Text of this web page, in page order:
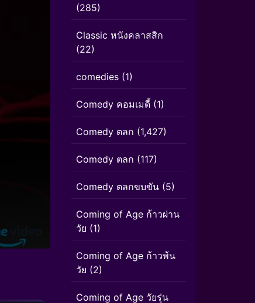
(285)
Classic หนังคลาสสิก
(22)
comedies (1)
Comedy คอมเมดี้ (1)
Comedy ตลก (1,427)
Comedy ตลก (117)
Comedy ตลกขบขัน (5)
Coming of Age ก้าวผ่าน
วัย (1)
Coming of Age ก้าวพ้น
วัย (2)
Coming of Age วัยรุ่น